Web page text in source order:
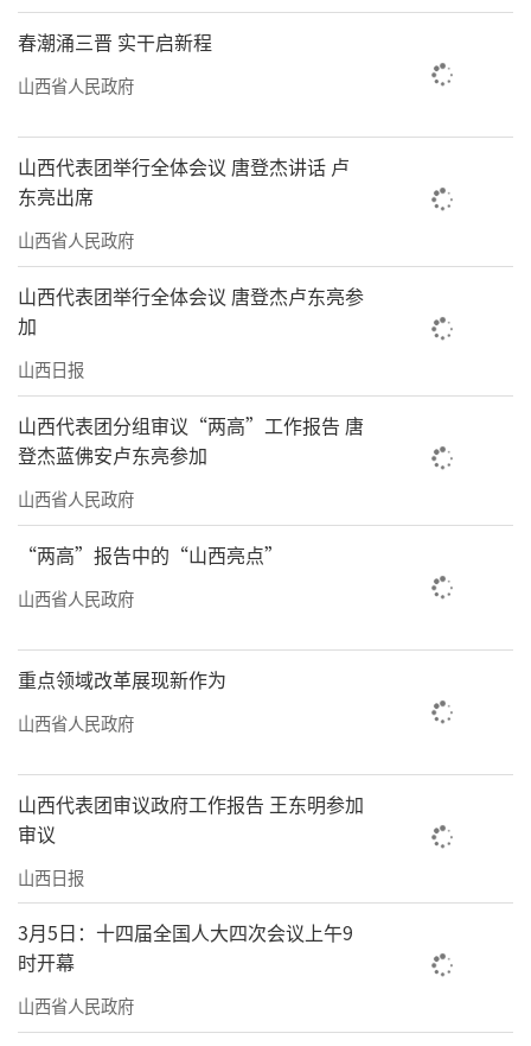
春潮涌三晋 实干启新程
山西省人民政府
山西代表团举行全体会议 唐登杰讲话 卢
东亮出席
山西省人民政府
山西代表团举行全体会议 唐登杰卢东亮参
加
山西日报
山西代表团分组审议“两高”工作报告 唐
登杰蓝佛安卢东亮参加
山西省人民政府
“两高”报告中的“山西亮点”
山西省人民政府
重点领域改革展现新作为
山西省人民政府
山西代表团审议政府工作报告 王东明参加
审议
山西日报
3月5日：十四届全国人大四次会议上午9
时开幕
山西省人民政府